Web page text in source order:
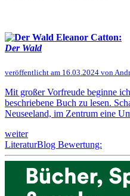
Eleanor Catton:
Der Wald
veröffentlicht am 16.03.2024 von
Mit großer Vorfreude beginne
beschriebene Buch zu lesen.
Neuseeland, im Zentrum eine
weiter
LiteraturBlog Bewertung: